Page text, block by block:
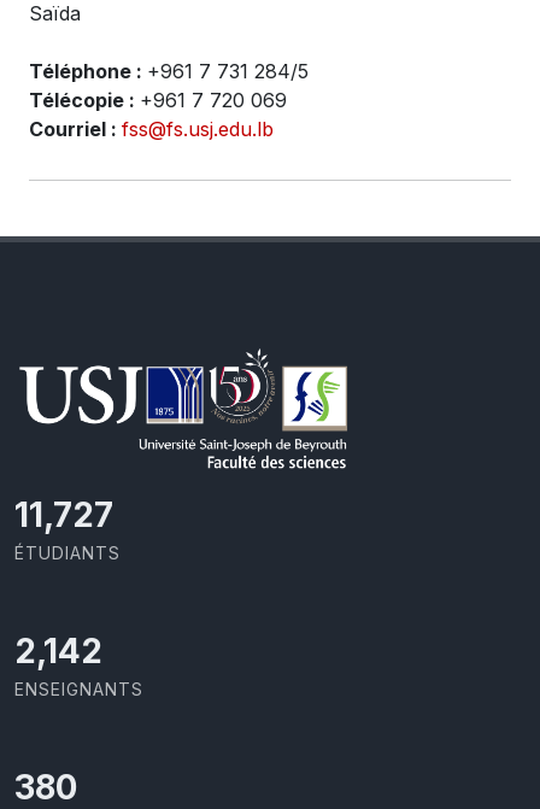
Saïda
Téléphone : +961 7 731 284/5
Télécopie : +961 7 720 069
Courriel : fss@fs.usj.edu.lb
11,727
ÉTUDIANTS
2,142
ENSEIGNANTS
414